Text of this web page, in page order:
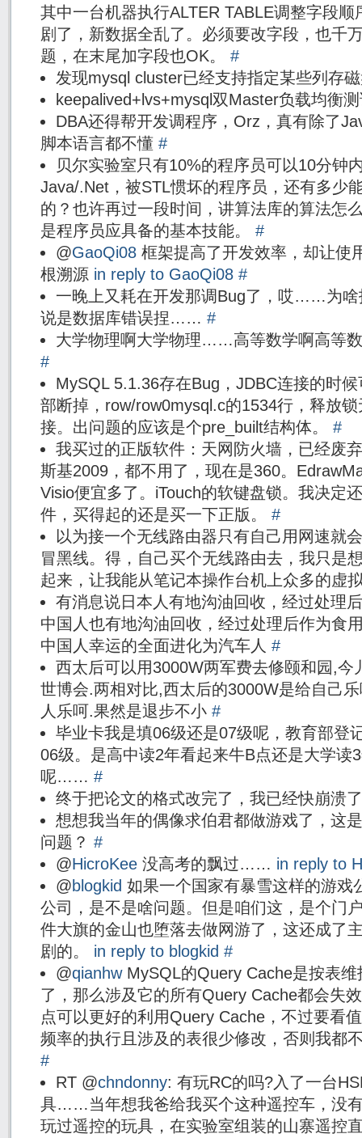
其中一台机器执行ALTER TABLE调整字段
剧了，新数据全乱了。必须要改字段，也千
题，在末尾加字段也OK。 #
发现mysql cluster已经支持指定某些列存
keepalived+lvs+mysql双Master负载均衡
DBA还得帮开发调程序，Orz，真有除了
脚本语言都不懂 #
贝尔实验室只有10%的程序员可以10分钟
Java/.Net，被STL惯坏的程序员，还有多少
的？也许再过一段时间，讲算法库的算法
是程序员应具备的基本技能。 #
@GaoQi08 框架提高了开发效率，却让使
根溯源 in reply to GaoQi08 #
一晚上又耗在开发那调Bug了，哎……为啥
说是数据库错误捏…… #
大学物理啊大学物理……高等数学啊高
#
MySQL 5.1.36存在Bug，JDBC连接的时
部断掉，row/row0mysql.c的1534行，释放
接。出问题的应该是个pre_built结构体。 #
我买过的正版软件：天网防火墙，已经废
斯基2009，都不用了，现在是360。
Visio便宜多了。iTouch的软键盘锁。我决定
件，买得起的还是买一下正版。 #
以为接一个无线路由器只有自己用网速就
冒黑线。得，自己买个无线路由去，我只是
起来，让我能从笔记本操作台机上众多的虚
有消息说日本人有地沟油回收，经过处理
中国人也有地沟油回收，经过处理后作为食
中国人幸运的全面进化为汽车人 #
西太后可以用3000W两军费去修颐和园,今
世博会.两相对比,西太后的3000W是给自己
人乐呵.果然是退步不小 #
毕业卡我是填06级还是07级呢，教育部登
06级。是高中读2年看起来牛B点还是大学读
呢…… #
终于把论文的格式改完了，我已经快崩溃
想想我当年的偶像求伯君都做游戏了，这
问题？ #
@HicroKee 没高考的飘过…… in reply to
@blogkid 如果一个国家有暴雪这样的游戏
公司，是不是啥问题。但是咱们这，是个门
件大旗的金山也堕落去做网游了，这还成了
剧的。 in reply to blogkid #
@qianhwMySQL的Query Cache是按表
了，那么涉及它的所有Query Cache都会失
点可以更好的利用Query Cache，不过要看
频率的执行且涉及的表很少修改，否则我都
#
RT @chndonny: 有玩RC的吗?入了一台
具……当年想我爸给我买个这种遥控车，没
玩过遥控的玩具，在实验室组装的山寨遥控